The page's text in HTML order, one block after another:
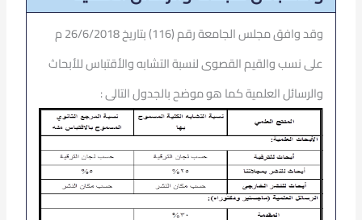
وقد وافق مجلس الجامعة رقم (116) بتاريخ 26/6/2018 م
على نسب والقيم القصوى لنسبة التشابه والأقتباس للأبحاث
والرسائل العلمية كما هو موضح بالجدول التالى :